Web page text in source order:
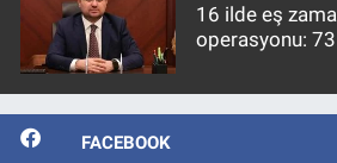
16 ilde eş
operasyonu: 73
FACEBOOK